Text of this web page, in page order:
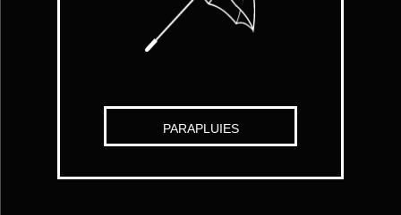
PARAPLUIES